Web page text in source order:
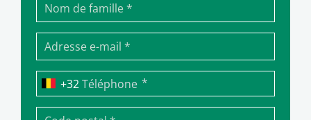
Téléphone *